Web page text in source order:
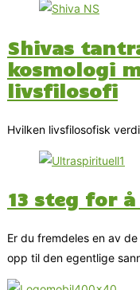
Shivas
kosmologi
livsfilosofi
Hvilken livsfilosofisk
13 steg for
Er du fremdeles en av
opp til den egentlige